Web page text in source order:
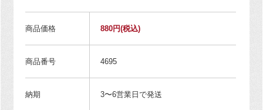
商品価格 880円(税込)
商品番号 4695
納期 3〜6営業日で発送